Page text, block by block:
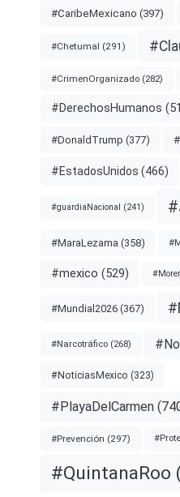
#CaribeMexicano (397)
#Chetumal (291)
#CrimenOrganizado (282)
#DerechosHumanos
#DonaldTrump (377)
#EstadosUnidos (466)
#guardiaNacional (241)
#MaraLezama (358)
#mexico (529)
#Mundial2026 (367)
#Narcotráfico (268)
#NoticiasMexico (323)
#PlayaDelCarmen
#Prevención (297)
#QuintanaRoo